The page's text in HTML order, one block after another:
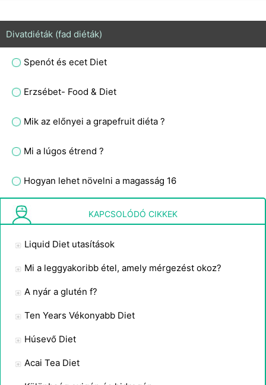
Divatdiéták (fad diéták)
Spenót és ecet Diet
Erzsébet- Food & Diet
Mik az előnyei a grapefruit diéta ?
Mi a lúgos étrend ?
Hogyan lehet növelni a magasság 16
Az Apple a Day Diet PlanKAPCSOLÓDÓ CIKKEK
Liquid Diet utasítások
Mi a leggyakoribb étel, amely mérgezést okoz?
A nyár a glutén f?
Ten Years Vékonyabb Diet
Húsevő Diet
Acai Tea Diet